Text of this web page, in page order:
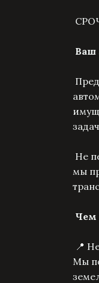
Ваш
Не
мы
Чем
📍
Мы